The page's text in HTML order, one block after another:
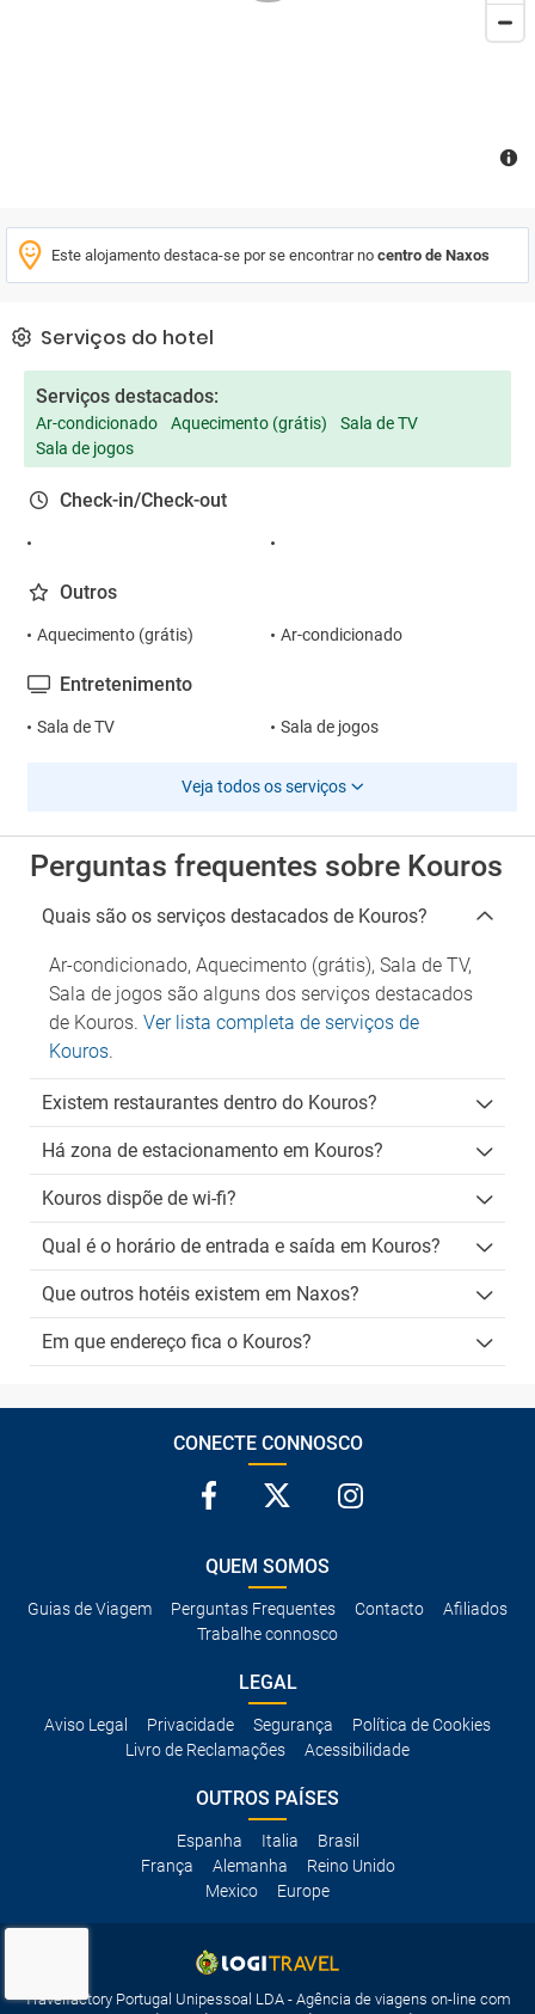
Este alojamento destaca-se por se encontrar no centro de Naxos
Serviços do hotel
Serviços destacados:
Ar-condicionado Aquecimento (grátis)
Sala de TV
Sala de jogos
Check-in/Check-out
Outros
Aquecimento (grátis) Ar-condicionado
Entretenimento
Sala de TV Sala de jogos
Veja todos os serviços
Perguntas frequentes sobre Kouros
Quais são os serviços destacados de Kouros?
Ar-condicionado, Aquecimento (grátis), Sala de TV,
Sala de jogos são alguns dos serviços destacados
de Kouros. Ver lista completa de serviços de
Kouros.
Existem restaurantes dentro do Kouros?
Há zona de estacionamento em Kouros?
Kouros dispõe de wi-fi?
Qual é o horário de entrada e saída em Kouros?
Que outros hotéis existem em Naxos?
Em que endereço fica o Kouros?
CONECTE CONNOSCO
QUEM SOMOS
Guias de Viagem Perguntas Frequentes Contacto
Afiliados
Trabalhe connosco
LEGAL
Aviso Legal Privacidade Segurança
Política de Cookies
Livro de Reclamações
Acessibilidade
OUTROS PAÍSES
Espanha Italia
Brasil
França
Alemanha
Reino Unido
Mexico
Europe
Travelfactory Portugal Unipessoal LDA - Agência de viagens on-line com